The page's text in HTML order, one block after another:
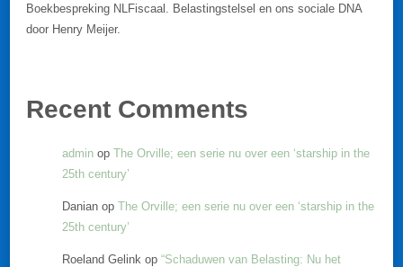
Boekbespreking NLFiscaal. Belastingstelsel en ons sociale DNA
door Henry Meijer.
Recent Comments
admin op The Orville; een serie nu over een ‘starship in the
25th century’
Danian op The Orville; een serie nu over een ‘starship in the
25th century’
Roeland Gelink op “Schaduwen van Belasting: Nu het